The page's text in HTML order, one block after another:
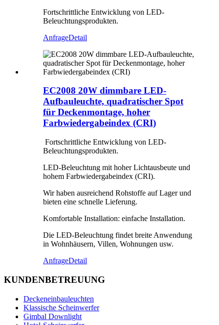
Fortschrittliche Entwicklung von LED-
Beleuchtungsprodukten.
AnfrageDetail
EC2008 20W dimmbare LED-
Aufbauleuchte, quadratischer Spot
für Deckenmontage, hoher
Farbwiedergabeindex (CRI)
Fortschrittliche Entwicklung von LED-
Beleuchtungsprodukten.
LED-Beleuchtung mit hoher Lichtausbeute und
hohem Farbwiedergabeindex (CRI).
Wir haben ausreichend Rohstoffe auf Lager und
bieten eine schnelle Lieferung.
Komfortable Installation: einfache Installation.
Die LED-Beleuchtung findet breite Anwendung
in Wohnhäusern, Villen, Wohnungen usw.
AnfrageDetail
KUNDENBETREUUNG
Deckeneinbauleuchten
Klassische Scheinwerfer
Gimbal Downlight